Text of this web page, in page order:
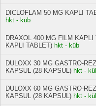
DICLOFLAM 50 MG KAPLI
hkt - küb
DRAXOL 400 MG FILM KAPLI
KAPLI TABLET) hkt - küb
DULOXX 30 MG GASTRO-
KAPSUL (28 KAPSUL) hkt -
DULOXX 60 MG GASTRO-
KAPSUL (28 KAPSUL) hkt -